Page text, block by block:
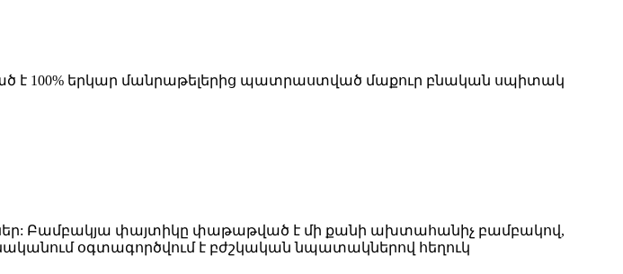
100% երկար մանրաթելերից պատրաստված մաքուր բնական սպիտակ
Բամբակյա փայտիկը փաթաթված է մի քանի ախտահանիչ բամբակով,
օգտագործվում է բժշկական նպատակներով հեղուկ